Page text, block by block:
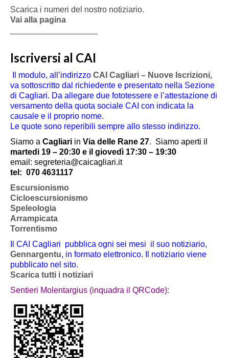
Scarica i numeri del nostro notiziario.
Vai alla pagina
Iscriversi al CAI
Il modulo, all’indirizzo CAI Cagliari – Nuove Iscrizioni,
va sottoscritto dal richiedente e presentato nella Sezione
di Cagliari. Da allegare due fototessere e l’attestazione di
versamento della quota sociale CAI con indicata la
causale e il proprio nome.
Le quote sono reperibili sempre allo stesso indirizzo.
Siamo a Cagliari in Via delle Rane 27. Siamo aperti il
martedi 19 – 20:30 e il giovedì 17:30 – 19:30
email: segreteria@caicagliari.it
tel: 070 4631117
Escursionismo
Cicloescursionismo
Speleologia
Arrampicata
Torrentismo
Il CAI Cagliari pubblica ogni sei mesi il suo notiziario,
Gennargentu, in formato elettronico. Il notiziario viene
pubblicato nel sito.
Scarica tutti i notiziari
Sentieri Molentargius (inquadra il QRCode):